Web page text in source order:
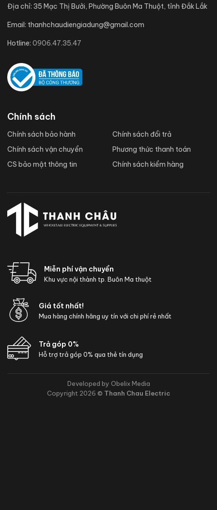
Địa chỉ: 35 Mạc Thị Bưởi, Phường Buôn Ma Thuột, tỉnh Đắk Lắk
Email: thanhchaudiengiadung@gmail.com
Hotline: 0906.47.35.47
Chính sách
Chính sách bảo hành
Chính sách vận chuyển
CS bảo mật thông tin
Chính sách đổi trả
Phương thức thanh toán
Chính sách kiểm hàng
Miễn phí vận chuyển
Khu vực nội thành tp. Buôn Ma thuột
Giá tốt nhất!
Mua hàng chính hãng uy tín với chi phí rẻ nhất
Trả góp 0%
Hỗ trợ trả góp 0% qua thẻ tín dụng
Developed by Obelix Media
Copyright 2026 © Thanh Chau Electric